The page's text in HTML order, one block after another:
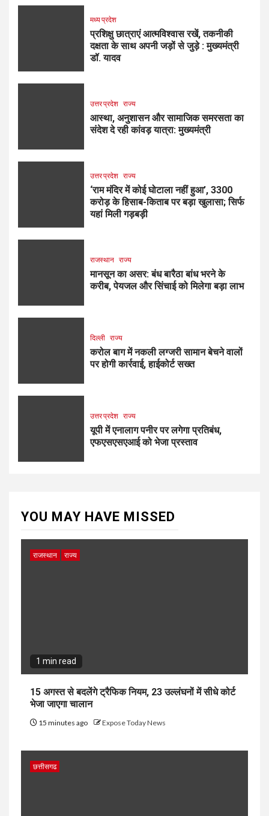
मध्य प्रदेश
प्रशिक्षु छात्राएं आत्मविश्वास रखें, तकनीकी
दक्षता के साथ अपनी जड़ों से जुड़े : मुख्यमंत्री
डॉ. यादव
उत्तर प्रदेश राज्य
आस्था, अनुशासन और सामाजिक समरसता का
संदेश दे रही कांवड़ यात्रा: मुख्यमंत्री
उत्तर प्रदेश राज्य
‘राम मंदिर में कोई घोटाला नहीं हुआ’, ₹3300
करोड़ के हिसाब-किताब पर बड़ा खुलासा; सिर्फ
यहां मिली गड़बड़ी
राजस्थान राज्य
मानसून का असर: बंध बारैठा बांध भरने के
करीब, पेयजल और सिंचाई को मिलेगा बड़ा लाभ
दिल्ली राज्य
करोल बाग में नकली लग्जरी सामान बेचने वालों
पर होगी कार्रवाई, हाईकोर्ट सख्त
उत्तर प्रदेश राज्य
यूपी में एनालाग पनीर पर लगेगा प्रतिबंध,
एफएसएसएआई को भेजा प्रस्ताव
YOU MAY HAVE MISSED
राजस्थान राज्य
1 min read
15 अगस्त से बदलेंगे ट्रैफिक नियम, 23 उल्लंघनों में सीधे कोर्ट
भेजा जाएगा चालान
15 minutes ago Expose Today News
छत्तीसगढ